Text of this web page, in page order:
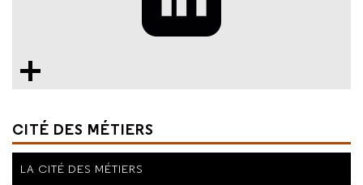
CITÉ DES MÉTIERS
LA CITÉ DES MÉTIERS